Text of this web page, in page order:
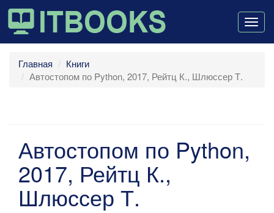
Главная
Книги
Автостопом по Python, 2017, Рейтц К., Шлюссер Т.
Автостопом по Python,
2017, Рейтц К.,
Шлюссер Т.